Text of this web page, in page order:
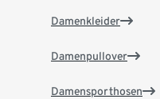
Damenkleider
Damenpullover
Damensporthosen